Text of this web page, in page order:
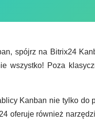
spójrz na Bitrix24
wszystko! Poza
Kanban nie tylko
oferuje również